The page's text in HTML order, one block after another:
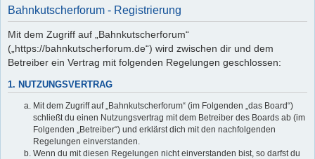
Bahnkutscherforum - Registrierung
Mit dem Zugriff auf „Bahnkutscherforum“
(„https://bahnkutscherforum.de“) wird zwischen dir und dem
Betreiber ein Vertrag mit folgenden Regelungen geschlossen:
1. NUTZUNGSVERTRAG
Mit dem Zugriff auf „Bahnkutscherforum“ (im Folgenden „das Board“)
schließt du einen Nutzungsvertrag mit dem Betreiber des Boards ab (im
Folgenden „Betreiber“) und erklärst dich mit den nachfolgenden
Regelungen einverstanden.
Wenn du mit diesen Regelungen nicht einverstanden bist, so darfst du